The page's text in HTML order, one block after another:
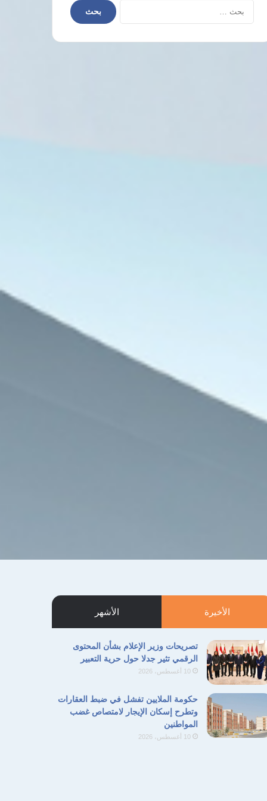
البحث
عن:
الأخيرة الأشهر
تصريحات وزير الإعلام بشأن المحتوى
الرقمي تثير جدلا حول حرية التعبير
10 أغسطس، 2026
حكومة الملايين تفشل في ضبط العقارات
وتطرح إسكان الإيجار لامتصاص غضب
المواطنين
10 أغسطس، 2026